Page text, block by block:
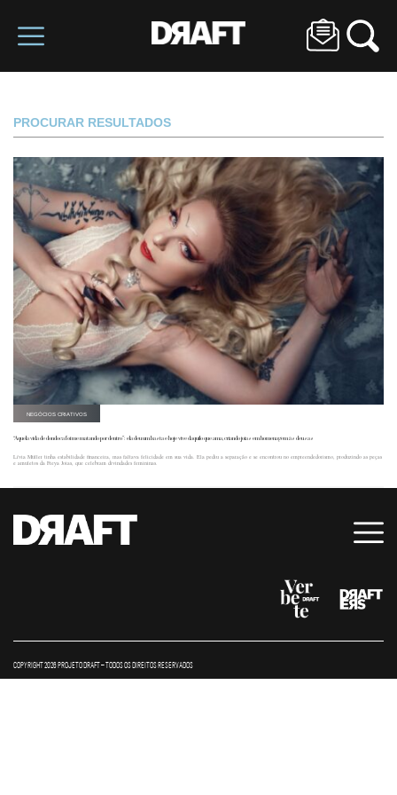
PROCURAR RESULTADOS
NEGÓCIOS CRIATIVOS
“Aquela vida de dondoca foi me matando por dentro”: ela deu um basta e hoje vive daquilo que ama, criando joias em homenagem às deusas
Lívia Müller tinha estabilidade financeira, mas faltava felicidade em sua vida. Ela pediu a separação e se encontrou no empreendedorismo, produzindo as peças
e amuletos da Freya Joias, que celebram divindades femininas.
COPYRIGHT 2026 PROJETO DRAFT – TODOS OS DIREITOS RESERVADOS